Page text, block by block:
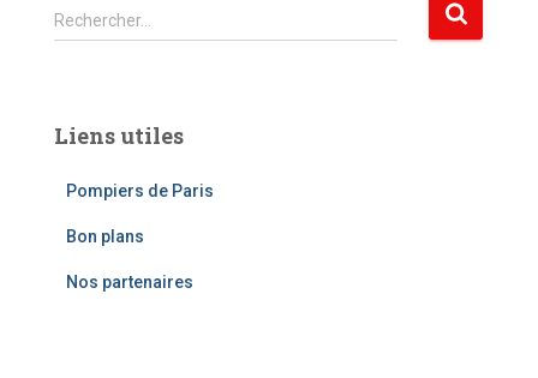
R
e
r
Rechercher…
Liens utiles
Pompiers de Paris
Bon plans
Nos partenaires